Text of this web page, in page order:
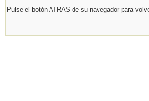
Pulse el botón ATRAS de su navegador para